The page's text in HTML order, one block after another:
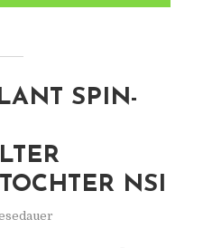
SPIN-
NSI